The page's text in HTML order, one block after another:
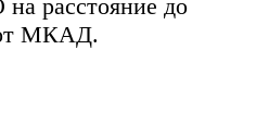
расстояние до
МКАД.